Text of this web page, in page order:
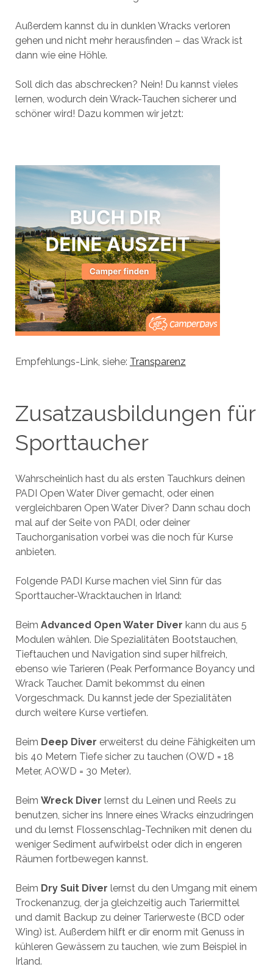
Außerdem kannst du in dunklen Wracks verloren
gehen und nicht mehr herausfinden – das Wrack ist
dann wie eine Höhle.
Soll dich das abschrecken? Nein! Du kannst vieles
lernen, wodurch dein Wrack-Tauchen sicherer und
schöner wird! Dazu kommen wir jetzt:
Empfehlungs-Link, siehe: Transparenz
Zusatzausbildungen für
Sporttaucher
Wahrscheinlich hast du als ersten Tauchkurs deinen
PADI Open Water Diver gemacht, oder einen
vergleichbaren Open Water Diver? Dann schau doch
mal auf der Seite von PADI, oder deiner
Tauchorganisation vorbei was die noch für Kurse
anbieten.
Folgende PADI Kurse machen viel Sinn für das
Sporttaucher-Wracktauchen in Irland:
Beim Advanced Open Water Diver kann du aus 5
Modulen wählen. Die Spezialitäten Bootstauchen,
Tieftauchen und Navigation sind super hilfreich,
ebenso wie Tarieren (Peak Performance Boyancy und
Wrack Taucher. Damit bekommst du einen
Vorgeschmack. Du kannst jede der Spezialitäten
durch weitere Kurse vertiefen.
Beim Deep Diver erweiterst du deine Fähigkeiten um
bis 40 Metern Tiefe sicher zu tauchen (OWD = 18
Meter, AOWD = 30 Meter).
Beim Wreck Diver lernst du Leinen und Reels zu
benutzen, sicher ins Innere eines Wracks einzudringen
und du lernst Flossenschlag-Techniken mit denen du
weniger Sediment aufwirbelst oder dich in engeren
Räumen fortbewegen kannst.
Beim Dry Suit Diver lernst du den Umgang mit einem
Trockenanzug, der ja gleichzeitig auch Tariermittel
und damit Backup zu deiner Tarierweste (BCD oder
Wing) ist. Außerdem hilft er dir enorm mit Genuss in
kühleren Gewässern zu tauchen, wie zum Beispiel in
Irland.